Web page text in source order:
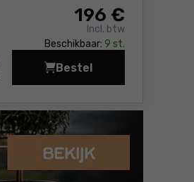
196 €
Incl. btw
Beschikbaar: 9 st.
Bestel
Sproei-extractie